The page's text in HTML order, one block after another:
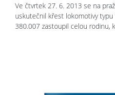
Ve čtvrtek 27. 6. 2013 se na
uskutečnil křest lokomotivy
380.007 zastoupil celou rodinu,